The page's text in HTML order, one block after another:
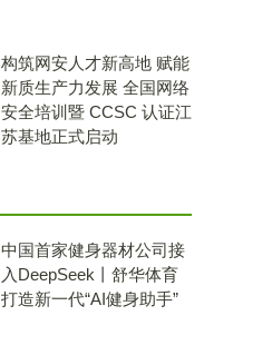
构筑网安人才新高地 赋能
新质生产力发展 全国网络
安全培训暨 CCSC 认证江
苏基地正式启动
中国首家健身器材公司接
入DeepSeek丨舒华体育
打造新一代“AI健身助手”